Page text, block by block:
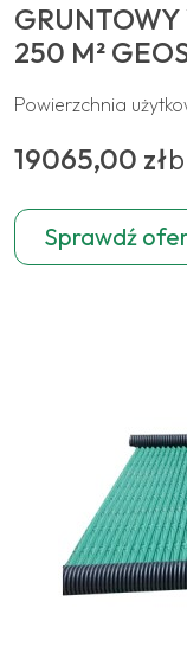
250 M²
Powierzchnia
19065,00 zł
Sprawdź